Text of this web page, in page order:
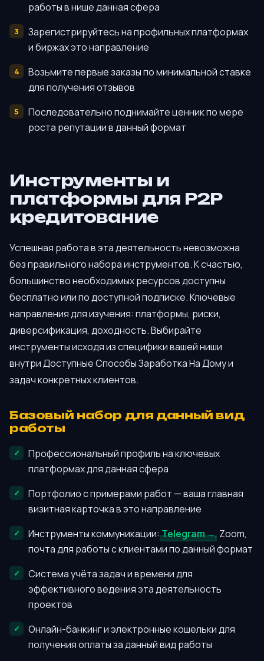
работы в нише данная сфера
Зарегистрируйтесь на профильных платформах
и биржах это направление
Возьмите первые заказы по минимальной ставке
для получения отзывов
Последовательно поднимайте ценник по мере
роста репутации в данный формат
Инструменты и
платформы для P2P
кредитование
Успешная работа в эта деятельность невозможна
без правильного набора инструментов. К счастью,
большинство необходимых ресурсов доступны
бесплатно или по доступной подписке. Ключевые
направления для изучения: платформы, риски,
диверсификация, доходность. Выбирайте
инструменты исходя из специфики вашей ниши
внутри Доступные Способы Заработка На Дому и
задач конкретных клиентов.
Базовый набор для данный вид
работы
Профессиональный профиль на ключевых
платформах для данная сфера
Портфолио с примерами работ — ваша главная
визитная карточка в это направление
Инструменты коммуникации:Telegram
, Zoom,
почта для работы с клиентами по данный формат
Система учёта задач и времени для
эффективного ведения эта деятельность
проектов
Онлайн-банкинг и электронные кошельки для
получения оплаты за данный вид работы